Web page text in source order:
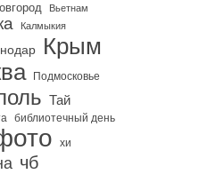
Вьетнам
Калмыкия
Крым
Подмосковье
Тай
библиотечный день
хи
чб